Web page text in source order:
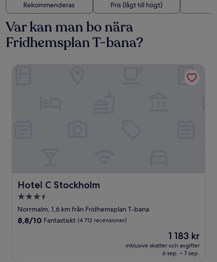
Rekommenderas Pris (lågt till högt)
Var kan man bo nära
Fridhemsplan T-bana?
Hotel C Stockholm
Hotel C Stockholm
3.5-
stjärnigt
boende
Norrmalm, 1,6 km från Fridhemsplan T-bana
8.8
8,8/10 Fantastiskt (4 712 recensioner)
Priset
är
1 183 kr
1 183 kr
inklusive skatter och avgifter
6 sep. – 7 sep.